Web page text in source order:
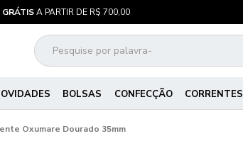
GRÁTISA PARTIR DE R$ 700,00
BOLSAS CONFECÇÃO CORRENTES
Oxumare Dourado 35mm